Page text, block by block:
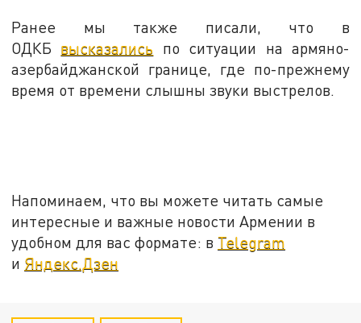
Ранее мы также писали, что в
ОДКБ высказались по ситуации на армяно-
азербайджанской границе, где по-прежнему
время от времени слышны звуки выстрелов.
Напоминаем, что вы можете читать самые
интересные и важные новости Армении в
удобном для вас формате: в Telegram
и Яндекс.Дзен